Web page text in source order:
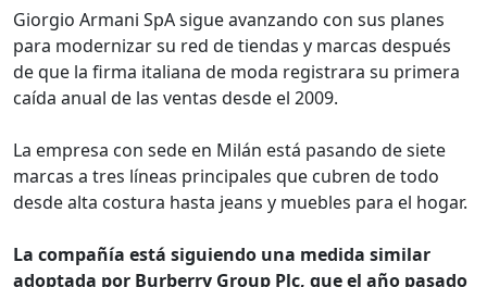
Giorgio Armani SpA sigue avanzando con sus planes
para modernizar su red de tiendas y marcas después
de que la firma italiana de moda registrara su primera
caída anual de las ventas desde el 2009.
La empresa con sede en Milán está pasando de siete
marcas a tres líneas principales que cubren de todo
desde alta costura hasta jeans y muebles para el hogar.
La compañía está siguiendo una medida similar
adoptada por Burberry Group Plc, que el año pasado